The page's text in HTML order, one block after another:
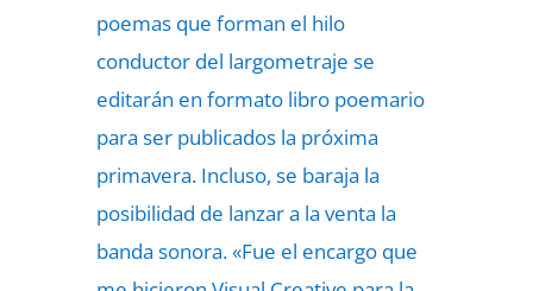
poemas que forman el hilo
conductor del largometraje se
editarán en formato libro poemario
para ser publicados la próxima
primavera. Incluso, se baraja la
posibilidad de lanzar a la venta la
banda sonora. «Fue el encargo que